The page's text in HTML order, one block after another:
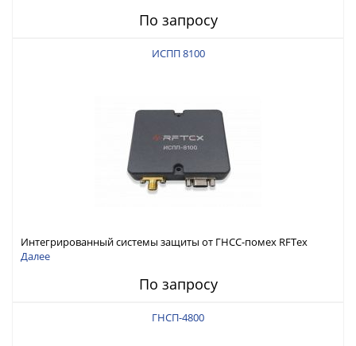
По запросу
ИСПП 8100
Интегрированный системы защиты от ГНСС-помех RFТех
ИСПП 8100
Далее
По запросу
ГНСП-4800